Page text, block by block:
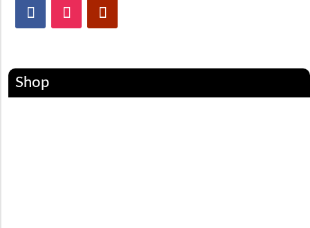
Shop